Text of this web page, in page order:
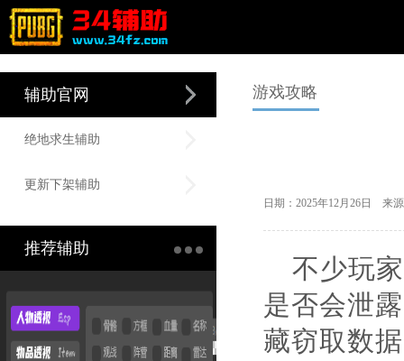
辅助官网
绝地求生辅助
更新下架辅助
推荐辅助
游戏攻略
日期：2025年12月26日 来
不少玩
是否会泄
藏窃取数